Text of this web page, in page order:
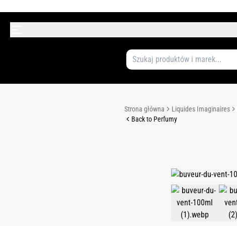
Strona główna Liquides Imaginaires
Back to Perfumy